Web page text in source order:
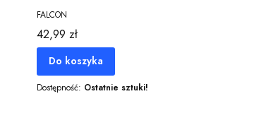
FALCON
Cena
42,99 zł
Do koszyka
Dostępność: Ostatnie sztuki!